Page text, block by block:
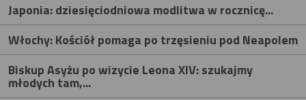
Japonia: dziesięciodniowa modlitwa w rocznicę...
Włochy: Kościół pomaga po trzęsieniu pod Neapolem
Biskup Asyżu po wizycie Leona XIV: szukajmy
młodych tam,...